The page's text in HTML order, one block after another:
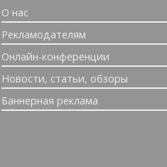
О нас
Рекламодателям
Онлайн-конференции
Новости, статьи, обзоры
Баннерная реклама